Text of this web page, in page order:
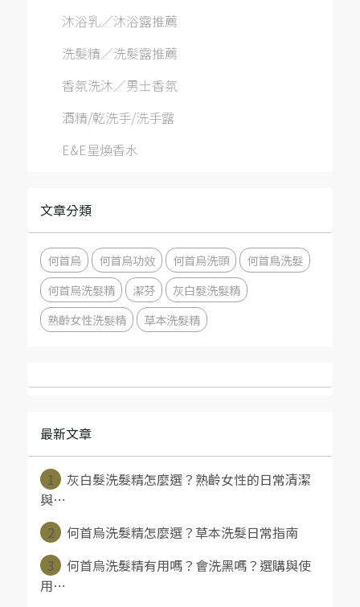
沐浴乳／沐浴露推薦
洗髮精／洗髮露推薦
香氛洗沐／男士香氛
酒精/乾洗手/洗手露
E&E星煥香水
文章分類
何首烏 何首烏功效 何首烏洗頭
何首鳥洗髮
何首烏洗髮精
潔芬
灰白髮洗髮精
熟齡女性洗髮精
草本洗髮精
最新文章
1
灰白髮洗髮精怎麼選？熟齡女性的日常清潔
與⋯
2
何首烏洗髮精怎麼選？草本洗髮日常指南
3
何首烏洗髮精有用嗎？會洗黑嗎？選購與使
用⋯